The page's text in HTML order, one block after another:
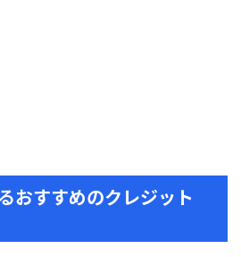
おすすめのクレジット